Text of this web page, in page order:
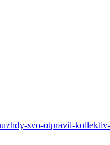
svo-otpravil-